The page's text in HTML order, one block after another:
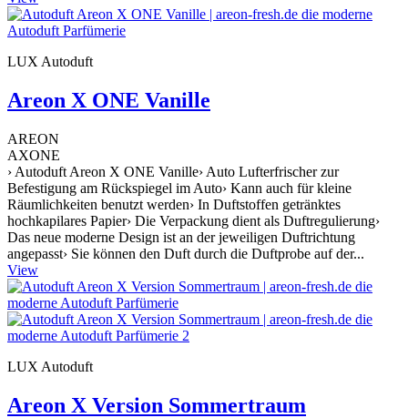
LUX Autoduft
Areon X ONE Vanille
AREON
AXONE
› Autoduft Areon X ONE Vanille› Auto Lufterfrischer zur
Befestigung am Rückspiegel im Auto› Kann auch für kleine
Räumlichkeiten benutzt werden› In Duftstoffen getränktes
hochkapilares Papier› Die Verpackung dient als Duftregulierung›
Das neue moderne Design ist an der jeweiligen Duftrichtung
angepasst› Sie können den Duft durch die Duftprobe auf der...
View
LUX Autoduft
Areon X Version Sommertraum